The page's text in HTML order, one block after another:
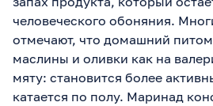
человеческого обоняния.
отмечают, что домашний
маслины и оливки как на
мяту: становится более
катается по полу. Маринад